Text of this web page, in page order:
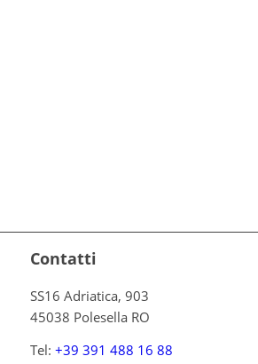
Contatti
SS16 Adriatica, 903
45038 Polesella RO
Tel: +39 391 488 16 88